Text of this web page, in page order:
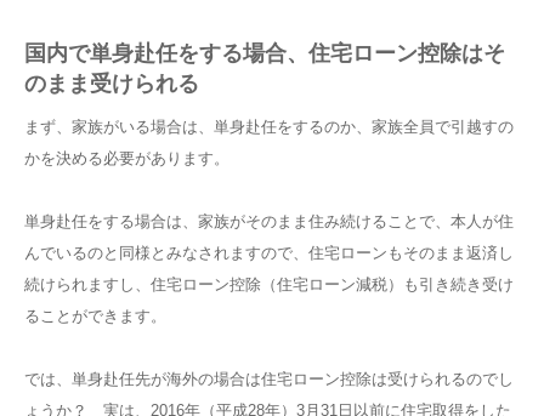
国内で単身赴任をする場合、住宅ローン控除はそ
のまま受けられる
まず、家族がいる場合は、単身赴任をするのか、家族全員で引越すの
かを決める必要があります。
単身赴任をする場合は、家族がそのまま住み続けることで、本人が住
んでいるのと同様とみなされますので、住宅ローンもそのまま返済し
続けられますし、住宅ローン控除（住宅ローン減税）も引き続き受け
ることができます。
では、単身赴任先が海外の場合は住宅ローン控除は受けられるのでし
ょうか？ 実は、2016年（平成28年）3月31日以前に住宅取得をした